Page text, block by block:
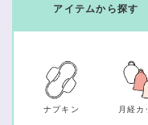
アイテムから探す
ナプキン 月経カ